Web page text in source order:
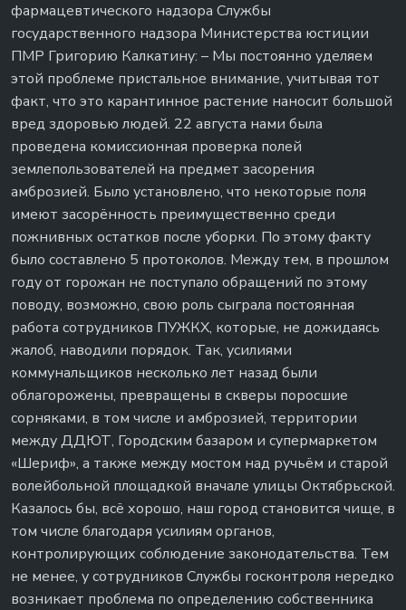
фармацевтического надзора Службы
государственного надзора Министерства юстиции
ПМР Григорию Калкатину: – Мы постоянно уделяем
этой проблеме пристальное внимание, учитывая тот
факт, что это карантинное растение наносит большой
вред здоровью людей. 22 августа нами была
проведена комиссионная проверка полей
землепользователей на предмет засорения
амброзией. Было установлено, что некоторые поля
имеют засорённость преимущественно среди
пожнивных остатков после уборки. По этому факту
было составлено 5 протоколов. Между тем, в прошлом
году от горожан не поступало обращений по этому
поводу, возможно, свою роль сыграла постоянная
работа сотрудников ПУЖКХ, которые, не дожидаясь
жалоб, наводили порядок. Так, усилиями
коммунальщиков несколько лет назад были
облагорожены, превращены в скверы поросшие
сорняками, в том числе и амброзией, территории
между ДДЮТ, Городским базаром и супермаркетом
«Шериф», а также между мостом над ручьём и старой
волейбольной площадкой вначале улицы Октябрьской.
Казалось бы, всё хорошо, наш город становится чище, в
том числе благодаря усилиям органов,
контролирующих соблюдение законодательства. Тем
не менее, у сотрудников Службы госконтроля нередко
возникает проблема по определению собственника